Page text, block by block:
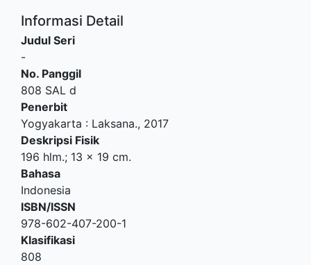
Informasi Detail
Judul Seri
-
No. Panggil
808 SAL d
Penerbit
Yogyakarta : Laksana., 2017
Deskripsi Fisik
196 hlm.; 13 x 19 cm.
Bahasa
Indonesia
ISBN/ISSN
978-602-407-200-1
Klasifikasi
808